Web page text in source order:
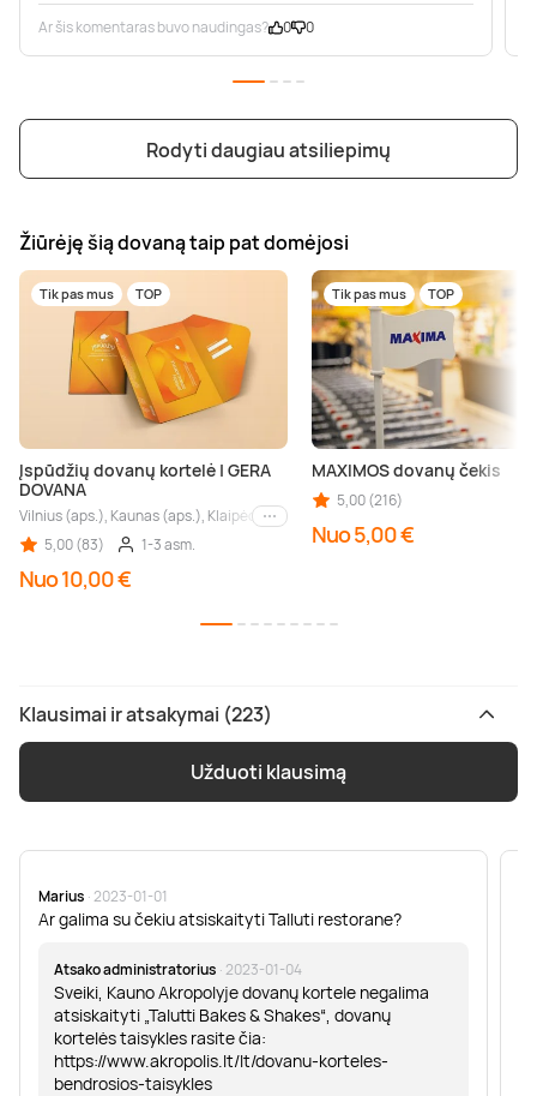
Ar šis komentaras buvo naudingas? 0 0
Rodyti daugiau atsiliepimų
Žiūrėję šią dovaną taip pat domėjosi
Tik pas mus TOP
Įspūdžių dovanų kortelė | GERA
DOVANA
Vilnius (aps.), Kaunas (aps.), Klaipėda (aps.), Palanga (aps.), Nida (aps.),
Kiti miestai
5,00 (83)
1-3 asm.
Nuo 10,00 €
Tik pas mus TOP
MAXIMOS dovanų čekis
5,00 (216)
Nuo 5,00 €
Klausimai ir atsakymai (223)
Užduoti klausimą
Marius · 2023-01-01
Ar galima su čekiu atsiskaityti Talluti restorane?
Atsako administratorius · 2023-01-04
Sveiki, Kauno Akropolyje dovanų kortele negalima
atsiskaityti „Talutti Bakes & Shakes“, dovanų
kortelės taisykles rasite čia:
https://www.akropolis.lt/lt/dovanu-korteles-
bendrosios-taisykles